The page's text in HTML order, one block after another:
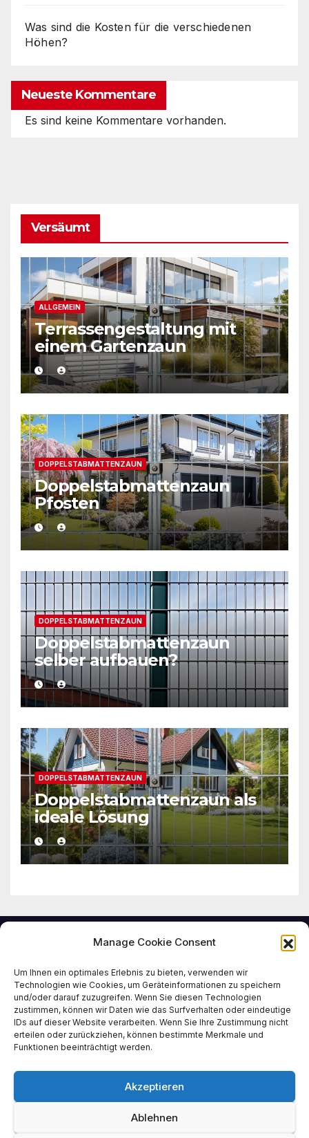
Manage Cookie Consent
Um Ihnen ein optimales Erlebnis zu bieten, verwenden wir
Technologien wie Cookies, um Geräteinformationen zu speichern
und/oder darauf zuzugreifen. Wenn Sie diesen Technologien
zustimmen, können wir Daten wie das Surfverhalten oder eindeutige
IDs auf dieser Website verarbeiten. Wenn Sie Ihre Zustimmung nicht
erteilen oder zurückziehen, können bestimmte Merkmale und
Funktionen beeinträchtigt werden.
Akzeptieren
Ablehnen
Was sind die Kosten für die verschiedenen
Höhen?
Neueste Kommentare
Es sind keine Kommentare vorhanden.
Versäumt
ALLGEMEIN
Terrassengestaltung mit
einem Gartenzaun
DOPPELSTABMATTENZAUN
Doppelstabmattenzaun
Pfosten
DOPPELSTABMATTENZAUN
Doppelstabmattenzaun
selber aufbauen?
DOPPELSTABMATTENZAUN
Doppelstabmattenzaun als
ideale Lösung
doppelstabmattenza
un-stuttgart.de
Tipps und Tricks zum Thema Doppelstabmattenzaun
Stolz präsentiert von WordPress|